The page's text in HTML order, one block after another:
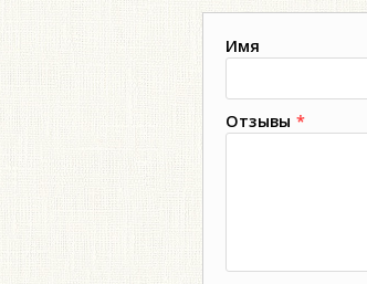
Имя
Отзывы *